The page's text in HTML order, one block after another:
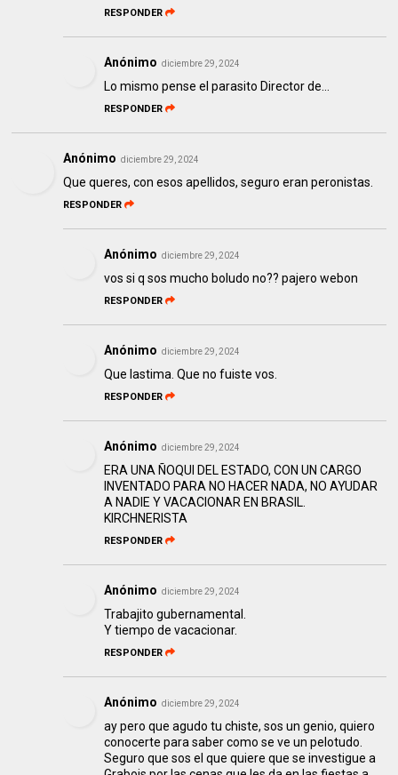
RESPONDER
Anónimo diciembre 29, 2024
Lo mismo pense el parasito Director de...
RESPONDER
Anónimo diciembre 29, 2024
Que queres, con esos apellidos, seguro eran peronistas.
RESPONDER
Anónimo diciembre 29, 2024
vos si q sos mucho boludo no?? pajero webon
RESPONDER
Anónimo diciembre 29, 2024
Que lastima. Que no fuiste vos.
RESPONDER
Anónimo diciembre 29, 2024
ERA UNA ÑOQUI DEL ESTADO, CON UN CARGO
INVENTADO PARA NO HACER NADA, NO AYUDAR
A NADIE Y VACACIONAR EN BRASIL.
KIRCHNERISTA
RESPONDER
Anónimo diciembre 29, 2024
Trabajito gubernamental.
Y tiempo de vacacionar.
RESPONDER
Anónimo diciembre 29, 2024
ay pero que agudo tu chiste, sos un genio, quiero
conocerte para saber como se ve un pelotudo.
Seguro que sos el que quiere que se investigue a